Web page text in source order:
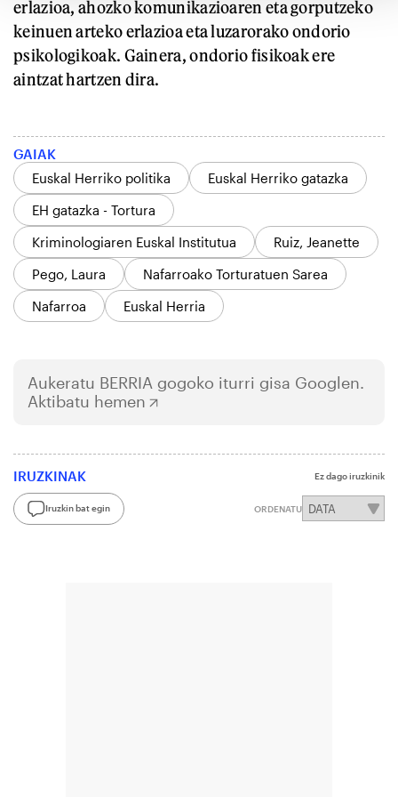
erlazioa, ahozko komunikazioaren eta gorputzeko
keinuen arteko erlazioa eta luzarorako ondorio
psikologikoak. Gainera, ondorio fisikoak ere
aintzat hartzen dira.
GAIAK
Euskal Herriko politika
Euskal Herriko gatazka
EH gatazka - Tortura
Kriminologiaren Euskal Institutua
Ruiz, Jeanette
Pego, Laura
Nafarroako Torturatuen Sarea
Nafarroa
Euskal Herria
Aukeratu BERRIA gogoko iturri gisa Googlen.
Aktibatu hemen
IRUZKINAK Ez dago iruzkinik
Iruzkin bat egin ORDENATU